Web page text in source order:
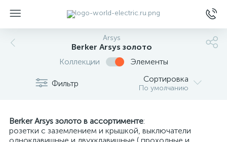
Arsys
Berker Arsys золото
Коллекции
Элементы
Фильтр Сортировка
По умолчанию
Berker Arsys золото в ассортименте:
розетки с заземлением и крышкой, выключатели